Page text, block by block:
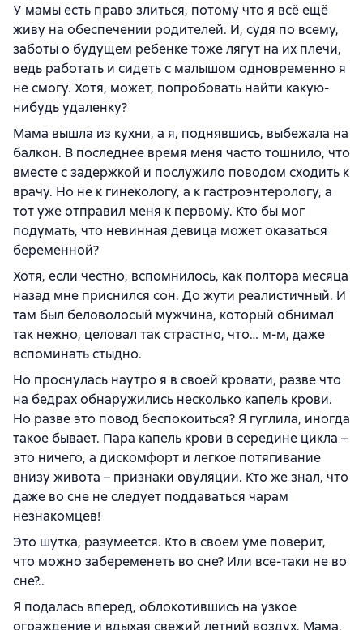
У мамы есть право злиться, потому что я всё ещё
живу на обеспечении родителей. И, судя по всему,
заботы о будущем ребенке тоже лягут на их плечи,
ведь работать и сидеть с малышом одновременно я
не смогу. Хотя, может, попробовать найти какую-
нибудь удаленку?
Мама вышла из кухни, а я, поднявшись, выбежала на
балкон. В последнее время меня часто тошнило, что
вместе с задержкой и послужило поводом сходить к
врачу. Но не к гинекологу, а к гастроэнтерологу, а
тот уже отправил меня к первому. Кто бы мог
подумать, что невинная девица может оказаться
беременной?
Хотя, если честно, вспомнилось, как полтора месяца
назад мне приснился сон. До жути реалистичный. И
там был беловолосый мужчина, который обнимал
так нежно, целовал так страстно, что… м-м, даже
вспоминать стыдно.
Но проснулась наутро я в своей кровати, разве что
на бедрах обнаружились несколько капель крови.
Но разве это повод беспокоиться? Я гуглила, иногда
такое бывает. Пара капель крови в середине цикла –
это ничего, а дискомфорт и легкое потягивание
внизу живота – признаки овуляции. Кто же знал, что
даже во сне не следует поддаваться чарам
незнакомцев!
Это шутка, разумеется. Кто в своем уме поверит,
что можно забеременеть во сне? Или все-таки не во
сне?..
Я подалась вперед, облокотившись на узкое
ограждение и вдыхая свежий летний воздух. Мама,